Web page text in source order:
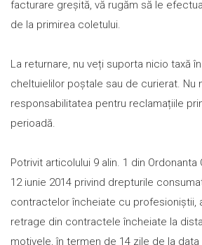
facturare greșită, vă rugăm să le
de la primirea coletului.
La returnare, nu veți suporta nicio taxă
cheltuielilor poștale sau de curierat. Nu
responsabilitatea pentru reclamațiile
perioadă.
Potrivit articolului 9 alin. 1 din Ordonanta
12 iunie 2014 privind drepturile
contractelor încheiate cu profesioniștii,
retrage din contractele încheiate la
motivele, în termen de 14 zile de la